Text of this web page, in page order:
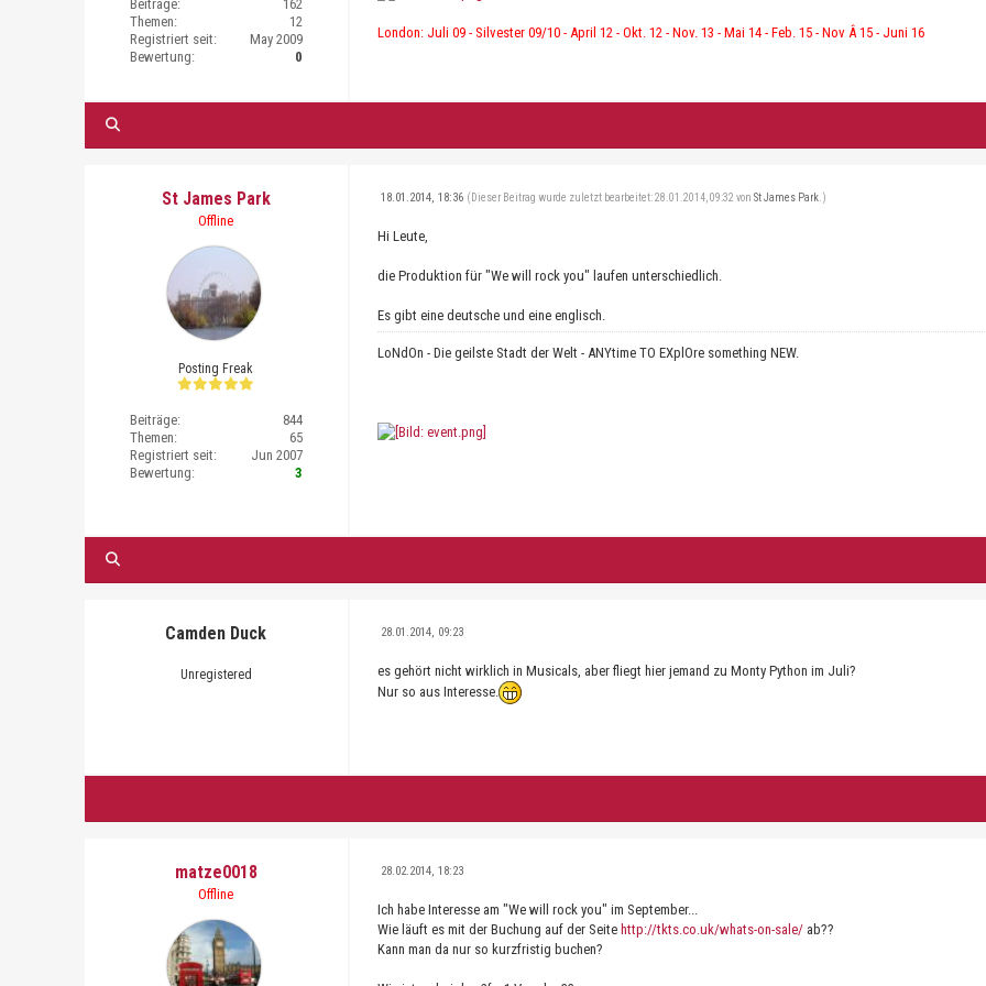
Beiträge:
162
Themen:
12
Registriert seit:
May 2009
Bewertung:
0
London: Juli 09 - Silvester 09/10 - April 12 - Okt. 12 - Nov. 13 - Mai 14 - Feb. 15 - Nov Â 15 - Juni 16
St James Park
Offline
Posting Freak
Beiträge:
844
Themen:
65
Registriert seit:
Jun 2007
Bewertung:
3
18.01.2014, 18:36 (Dieser Beitrag wurde zuletzt bearbeitet: 28.01.2014, 09:32 vonSt James Park .)
Hi Leute,
die Produktion für "We will rock you" laufen unterschiedlich.
Es gibt eine deutsche und eine englisch.
LoNdOn - Die geilste Stadt der Welt - ANYtime TO EXplOre something NEW.
Camden Duck
Unregistered
28.01.2014, 09:23
es gehört nicht wirklich in Musicals, aber fliegt hier jemand zu Monty Python im Juli?
Nur so aus Interesse.
matze0018
Offline
28.02.2014, 18:23
Ich habe Interesse am "We will rock you" im September...
Wie läuft es mit der Buchung auf der Seite http://tkts.co.uk/whats-on-sale/ ab??
Kann man da nur so kurzfristig buchen?